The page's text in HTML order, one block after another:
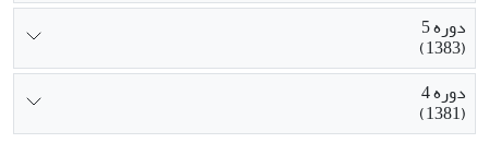
دوره 5
(1383)
دوره 4
(1381)